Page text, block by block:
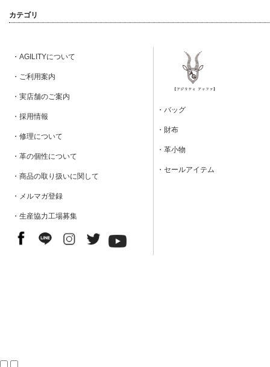
カテゴリ
・AGILITYについて
・ご利用案内
・実店舗のご案内
・採用情報
・修理について
・革の個性について
・商品の取り扱いに関して
・メルマガ登録
・生産協力工場募集
・バッグ
・財布
・革小物
・セールアイテム